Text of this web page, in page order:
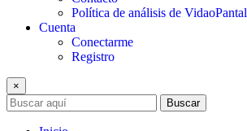
Política de análisis de
Cuenta
Conectarme
Registro
×
Buscar